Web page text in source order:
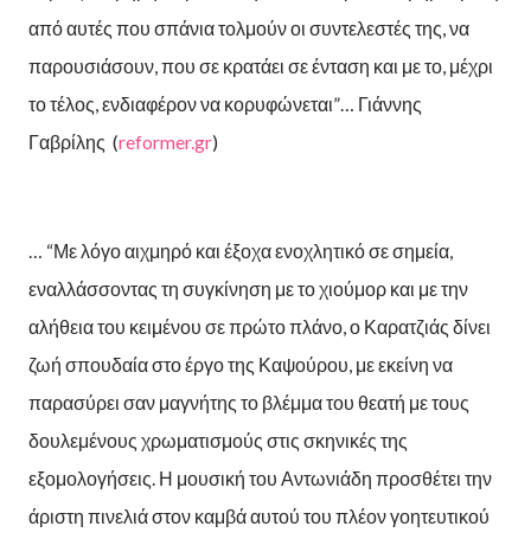
από αυτές που σπάνια τολμούν οι συντελεστές της, να
παρουσιάσουν, που σε κρατάει σε ένταση και με το, μέχρι
το τέλος, ενδιαφέρον να κορυφώνεται”… Γιάννης
Γαβρίλης (reformer.gr)
… “Με λόγο αιχμηρό και έξοχα ενοχλητικό σε σημεία,
εναλλάσσοντας τη συγκίνηση με το χιούμορ και με την
αλήθεια του κειμένου σε πρώτο πλάνο, ο Καρατζιάς δίνει
ζωή σπουδαία στο έργο της Καψούρου, με εκείνη να
παρασύρει σαν μαγνήτης το βλέμμα του θεατή με τους
δουλεμένους χρωματισμούς στις σκηνικές της
εξομολογήσεις. Η μουσική του Αντωνιάδη προσθέτει την
άριστη πινελιά στον καμβά αυτού του πλέον γοητευτικού